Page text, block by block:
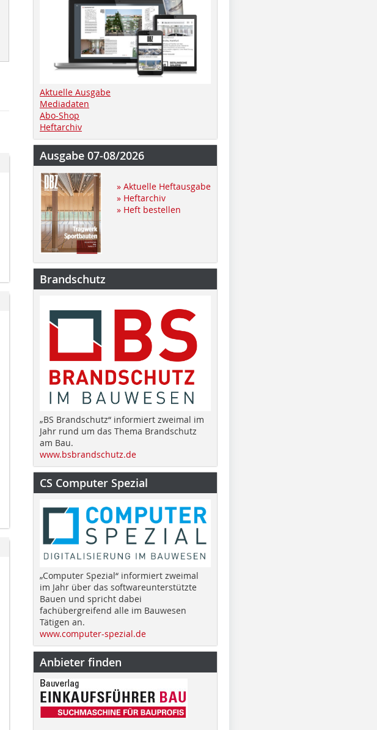
Aktuelle Ausgabe
Mediadaten
Abo-Shop
Heftarchiv
Ausgabe 07-08/2026
» Aktuelle Heftausgabe
» Heftarchiv
» Heft bestellen
Brandschutz
„BS Brandschutz“ informiert zweimal im
Jahr rund um das Thema Brandschutz
am Bau.
www.bsbrandschutz.de
CS Computer Spezial
„Computer Spezial“ informiert zweimal
im Jahr über das softwareunterstützte
Bauen und spricht dabei
fachübergreifend alle im Bauwesen
Tätigen an.
www.computer-spezial.de
Anbieter finden